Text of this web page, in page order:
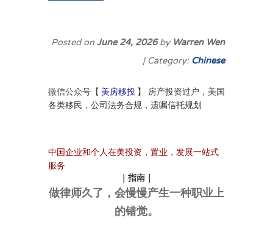
Posted onJune 24, 2026byWarren Wen
| Category:Chinese
微信公众号【 美房移投 】
房产投资过户，美国
各类移民，公司法务合规，遗嘱信托规划
中国企业和个人在美投资，置业，发展一站式
服务
｜ 指南 ｜
做律师久了，会慢慢产生一种职业上
的错觉。